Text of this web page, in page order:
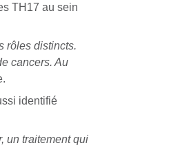
TH17 au sein
rôles distincts.
cancers. Au
identifié
un traitement qui